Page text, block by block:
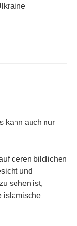
kann auch nur
deren bildlichen
und
sehen ist,
islamische